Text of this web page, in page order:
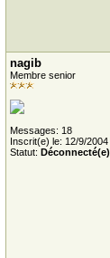
nagib
Membre senior
Messages: 18
Inscrit(e) le: 12/9/2004
Statut: Déconnecté(e)